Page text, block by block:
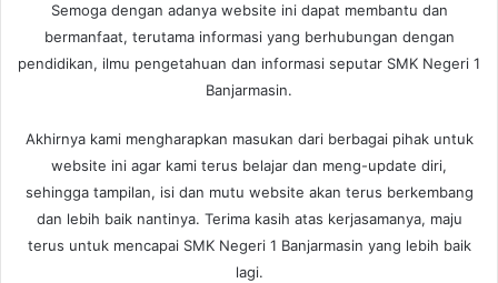
Semoga dengan adanya website ini dapat membantu dan
bermanfaat, terutama informasi yang berhubungan dengan
pendidikan, ilmu pengetahuan dan informasi seputar SMK Negeri 1
Banjarmasin.
Akhirnya kami mengharapkan masukan dari berbagai pihak untuk
website ini agar kami terus belajar dan meng-update diri,
sehingga tampilan, isi dan mutu website akan terus berkembang
dan lebih baik nantinya. Terima kasih atas kerjasamanya, maju
terus untuk mencapai SMK Negeri 1 Banjarmasin yang lebih baik
lagi.